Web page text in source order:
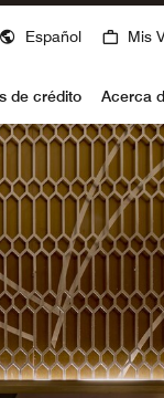
Español Mis
de crédito Acerca